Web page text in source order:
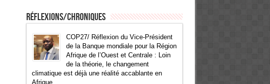
Réflexions/Chroniques
COP27/ Réflexion du Vice-Président
de la Banque mondiale pour la Région
Afrique de l’Ouest et Centrale : Loin
de la théorie, le changement
climatique est déjà une réalité accablante en
Afrique